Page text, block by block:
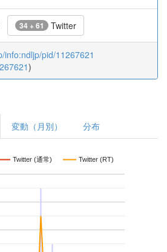
34 + 61 Twitter
info:ndljp/pid/11267621
)
変動（月別） 分布
Twitter (通常) Twitter (RT)